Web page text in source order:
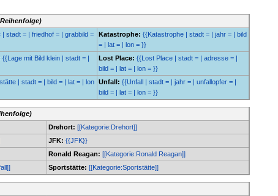
stadt = | friedhof = | grabbild =
Katastrophe: {{Katastrophe | stadt = | jahr = | bild
= | lat = | lon = }}
{{Lage mit Bild klein | stadt = |
Lost Place: {{Lost Place | stadt = | adresse = |
bild = | lat = | lon = }}
| stadt = | bild = | lat = | lon
Unfall: {{Unfall | stadt = | jahr = | unfallopfer = |
bild = | lat = | lon = }}
Drehort: [[Kategorie:Drehort]]
JFK: {{JFK}}
Ronald Reagan: [[Kategorie:Ronald Reagan]]
Sportstätte: [[Kategorie:Sportstätte]]